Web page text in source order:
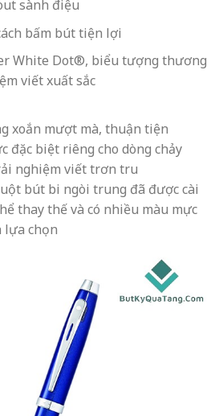
sành điệu
bấm bút tiện lợi
White Dot®, biểu tượng thương
viết xuất sắc
xoắn mượt mà, thuận tiện
đặc biệt riêng cho dòng chảy
nghiệm viết trơn tru
bút bi ngòi trung đã được cài
thay thế và có nhiều màu mực
lựa chọn